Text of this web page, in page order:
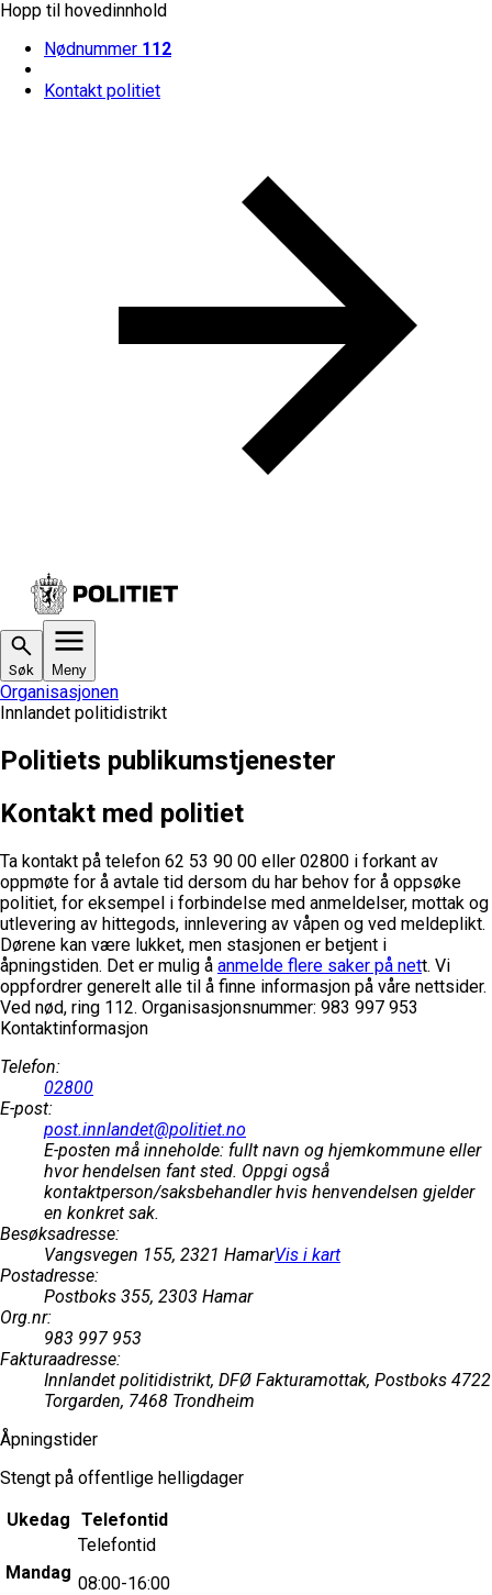
Hopp til hovedinnhold
Nødnummer 112
Kontakt politiet
Søk Meny
Organisasjonen
Innlandet politidistrikt
Politiets publikumstjenester
Kontakt med politiet
Ta kontakt på telefon 62 53 90 00 eller 02800 i forkant av
oppmøte for å avtale tid dersom du har behov for å oppsøke
politiet, for eksempel i forbindelse med anmeldelser, mottak og
utlevering av hittegods, innlevering av våpen og ved meldeplikt.
Dørene kan være lukket, men stasjonen er betjent i
åpningstiden. Det er mulig å anmelde flere saker på nett. Vi
oppfordrer generelt alle til å finne informasjon på våre nettsider.
Ved nød, ring 112. Organisasjonsnummer: 983 997 953
Kontaktinformasjon
Telefon:
02800
E-post:
post.innlandet@politiet.no
E-posten må inneholde: fullt navn og hjemkommune eller
hvor hendelsen fant sted. Oppgi også
kontaktperson/saksbehandler hvis henvendelsen gjelder
en konkret sak.
Besøksadresse:
Vangsvegen 155, 2321 HamarVis i kart
Postadresse:
Postboks 355, 2303 Hamar
Org.nr:
983 997 953
Fakturaadresse:
Innlandet politidistrikt, DFØ Fakturamottak, Postboks 4722
Torgarden, 7468 Trondheim
Åpningstider
Stengt på offentlige helligdager
Ukedag Telefontid
Mandag
Telefontid
08:00-16:00